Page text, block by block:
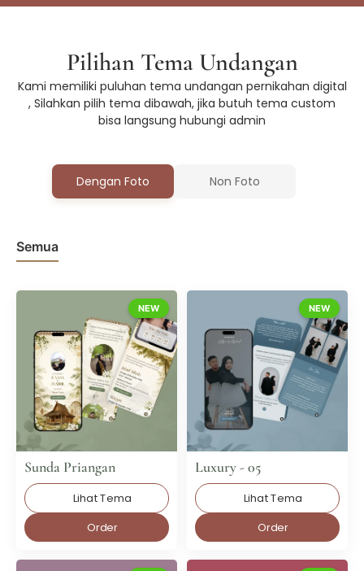
Pilihan Tema Undangan
Kami memiliki puluhan tema undangan pernikahan digital
, Silahkan pilih tema dibawah, jika butuh tema custom
bisa langsung hubungi admin
Dengan Foto Non Foto
Semua
NEW
Sunda Priangan
Lihat Tema
Order
NEW
Luxury - 05
Lihat Tema
Order